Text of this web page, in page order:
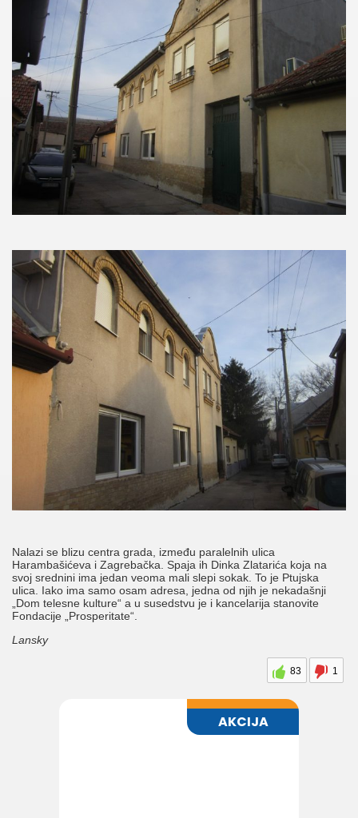
Nalazi se blizu centra grada, između paralelnih ulica
Harambašićeva i Zagrebačka. Spaja ih Dinka Zlatarića koja na
svoj srednini ima jedan veoma mali slepi sokak. To je Ptujska
ulica. Iako ima samo osam adresa, jedna od njih je nekadašnji
„Dom telesne kulture“ a u susedstvu je i kancelarija stanovite
Fondacije „Prosperitate“.
Lansky
83 1